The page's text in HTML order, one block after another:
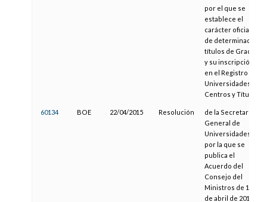
por el que se
establece el
carácter oficial
de determinados
títulos de Grado
y su inscripción
en el Registro de
Universidades,
Centros y Títulos
60134 BOE 22/04/2015 Resolución
de la Secretaría
General de
Universidades,
por la que se
publica el
Acuerdo del
Consejo del
Ministros de 17
de abril de 2015,